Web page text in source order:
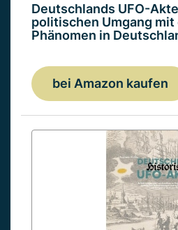
Deutschlands UFO-
politischen Umgang mit
Phänomen in
bei Amazon kaufen